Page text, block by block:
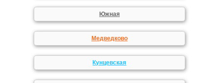
Южная
Медведково
Кунцевская